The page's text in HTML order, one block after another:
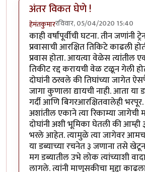
अंतर विकत घेणे !
हेमंतकुमाररविवार, 05/04/2020 15:40
काही वर्षांपूर्वीची घटना. तीन जणांनी
प्रवासाची आरक्षित तिकिटे काढली
प्रवास होता. आयत्या वेळेस त्यांतील
तिकीट रद्द करायची वेळ टळून गेली
दोघांनी ठरवले की तिघांच्या जागेत
जागा कुणाला द्यायची नाही. आता या
गर्दी आणि बिगरआरक्षितवालेही
अशांतील एकाने त्या रिकाम्या जागेची
दोघांनी अशी भूमिका घेतली की
भरले आहेत. त्यामुळे त्या जागेवर
या डब्याच्या रचनेत ३ जणाना तसे
मग डब्यातील उभे लोक त्यांच्याशी
लागले. त्यांनी माणुसकीचा मुद्दा